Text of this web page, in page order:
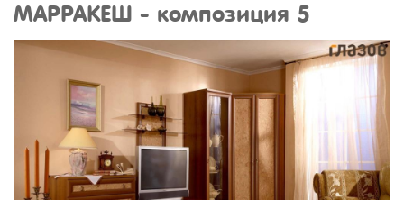
МАРРАКЕШ - композиция 5